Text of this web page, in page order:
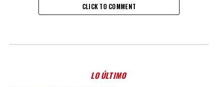
CLICK TO COMMENT
LO ÚLTIMO